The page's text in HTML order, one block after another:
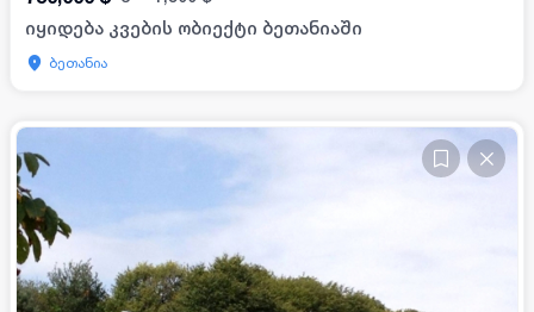
იყიდება კვების ობიექტი ბეთანიაში
ბეთანია